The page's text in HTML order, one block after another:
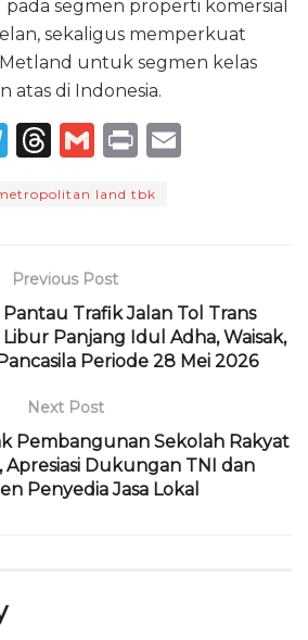
segmen properti komersial
sekaligus memperkuat
untuk segmen kelas
atas di Indonesia.
T
e
ra
m
T
re
d
s
G
ai
P
n
land tbk
Previous Post
Trafik Jalan Tol Trans
Panjang Idul Adha, Waisak,
Periode 28 Mei 2026
Next Post
Pembangunan Sekolah Rakyat
Apresiasi Dukungan TNI dan
Penyedia Jasa Lokal